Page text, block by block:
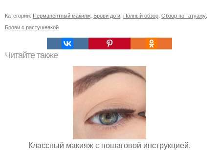
Категории: Перманентный макияж Брови до и Полный обзор Обзор по татуажу
Брови с растушевкой
Читайте также
Классный макияж с пошаговой инструкцией.